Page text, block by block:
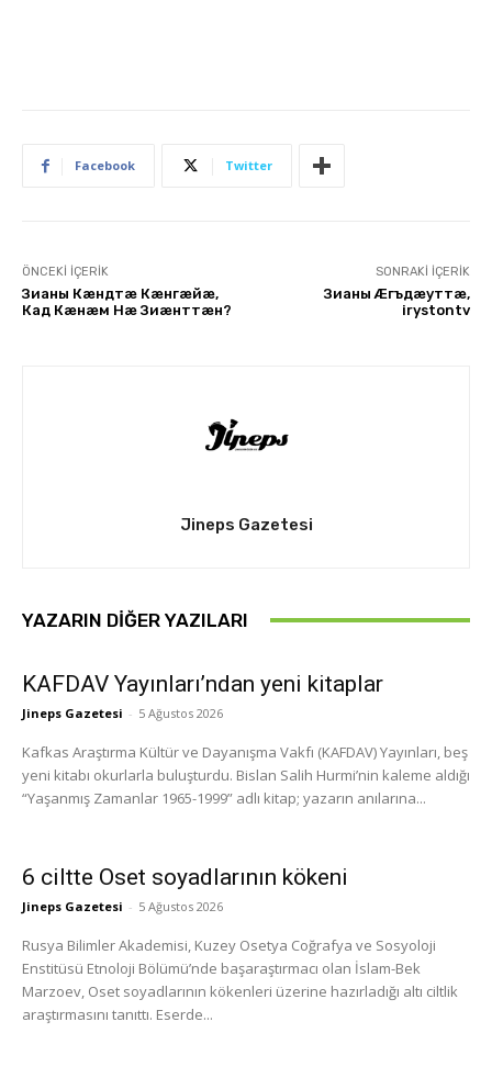
Facebook Twitter
ÖNCEKI İÇERIK
Зианы Кæндтæ Кæнгæйæ,
Кад Кæнæм Нæ Зиæнттæн?
SONRAKI İÇERIK
Зианы Æгъдæуттæ,
irystontv
Jineps Gazetesi
YAZARIN DIĞER YAZILARI
KAFDAV Yayınları’ndan yeni kitaplar
Jineps Gazetesi - 5 Ağustos 2026
Kafkas Araştırma Kültür ve Dayanışma Vakfı (KAFDAV) Yayınları, beş
yeni kitabı okurlarla buluşturdu. Bislan Salih Hurmi’nin kaleme aldığı
“Yaşanmış Zamanlar 1965-1999” adlı kitap; yazarın anılarına...
6 ciltte Oset soyadlarının kökeni
Jineps Gazetesi - 5 Ağustos 2026
Rusya Bilimler Akademisi, Kuzey Osetya Coğrafya ve Sosyoloji
Enstitüsü Etnoloji Bölümü’nde başaraştırmacı olan İslam-Bek
Marzoev, Oset soyadlarının kökenleri üzerine hazırladığı altı ciltlik
araştırmasını tanıttı. Eserde...